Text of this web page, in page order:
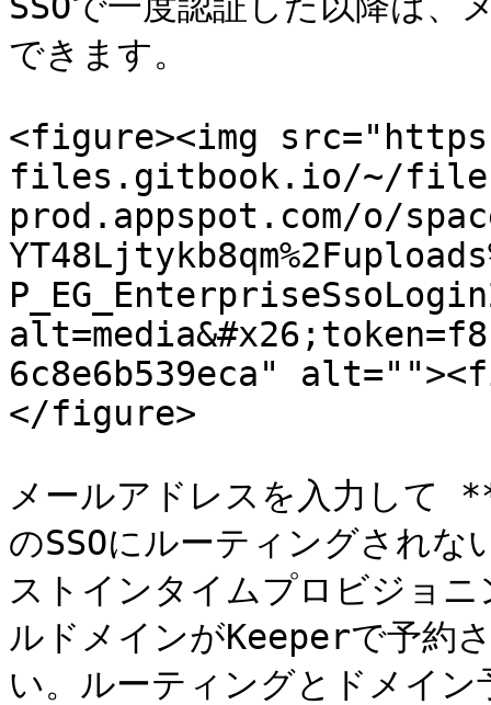
できます。
<figure><img
files.gitbook.io/~/
prod.appspot.com/o/
6c8e6b539eca"
</figure>
メールアドレスを入力し
のSSOにルーティングされ
ストインタイムプロビジョ
ルドメインがKeeperで予約
い。ルーティングとドメイ